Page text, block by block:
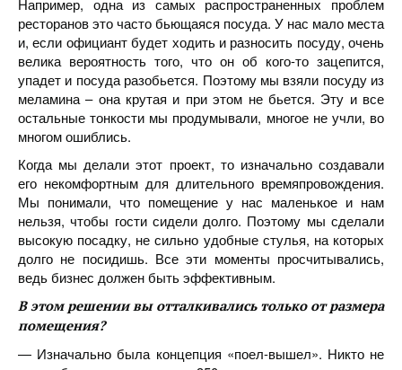
Например, одна из самых распространенных проблем
ресторанов это часто бьющаяся посуда. У нас мало места
и, если официант будет ходить и разносить посуду, очень
велика вероятность того, что он об кого-то зацепится,
упадет и посуда разобьется. Поэтому мы взяли посуду из
меламина – она крутая и при этом не бьется. Эту и все
остальные тонкости мы продумывали, многое не учли, во
многом ошиблись.
Когда мы делали этот проект, то изначально создавали
его некомфортным для длительного времяпровождения.
Мы понимали, что помещение у нас маленькое и нам
нельзя, чтобы гости сидели долго. Поэтому мы сделали
высокую посадку, не сильно удобные стулья, на которых
долго не посидишь. Все эти моменты просчитывались,
ведь бизнес должен быть эффективным.
В этом решении вы отталкивались только от размера
помещения?
— Изначально была концепция «поел-вышел». Никто не